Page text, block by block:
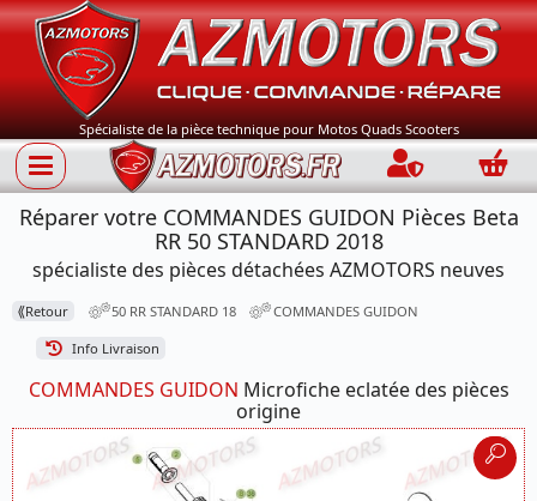
Spécialiste de la pièce technique pour Motos Quads Scooters
Connection
Réparer votre COMMANDES GUIDON Pièces Beta
RR 50 STANDARD 2018
spécialiste des pièces détachées AZMOTORS neuves
⟪Retour 50 RR STANDARD 18 COMMANDES GUIDON
Info Livraison
COMMANDES GUIDON Microfiche eclatée des pièces
origine